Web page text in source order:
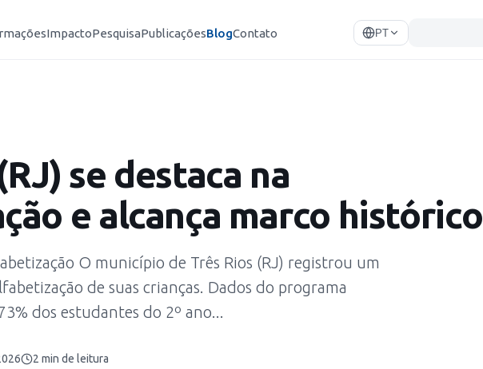
ImpactoPesquisaPublicaçõesBlogContato PT
se destaca na
e alcança marco histórico
O município de Três Rios (RJ) registrou um
de suas crianças. Dados do programa
dos estudantes do 2º ano...
2 min de leitura